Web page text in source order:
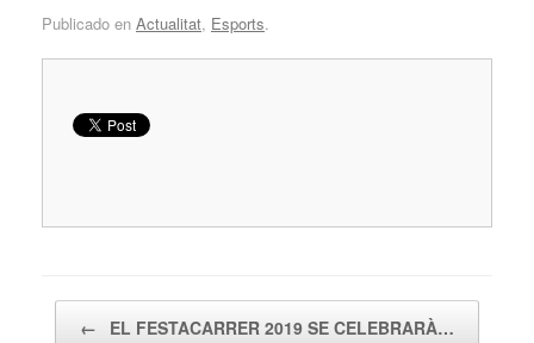
Publicado en Actualitat, Esports.
← EL FESTACARRER 2019 SE CELEBRARÀ…